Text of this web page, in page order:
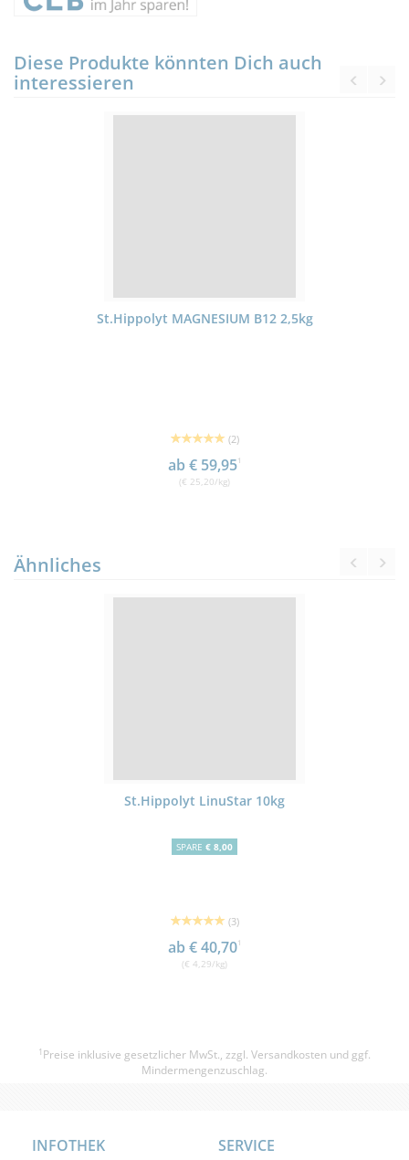
Diese Produkte könnten Dich auch
interessieren
St.Hippolyt MAGNESIUM B12 2,5kg
(2)
ab € 59,951
(€ 25,20/kg)
Ähnliches
St.Hippolyt LinuStar 10kg
SPARE € 8,00
(3)
ab € 40,701
(€ 4,29/kg)
1 Preise inklusive gesetzlicher MwSt., zzgl. Versandkosten und ggf.
Mindermengenzuschlag.
INFOTHEK SERVICE